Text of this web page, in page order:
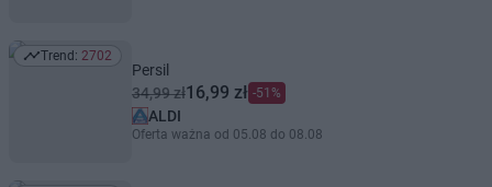
Trend: 2702
Trend: 2702
Persil
34,99 zł16,99 zł -51%
ALDI
Oferta ważna od 05.08 do 08.08